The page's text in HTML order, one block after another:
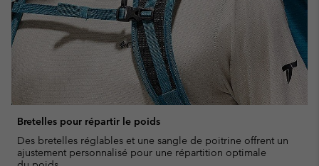
Bretelles pour répartir le poids
Des bretelles réglables et une sangle de poitrine offrent un
ajustement personnalisé pour une répartition optimale